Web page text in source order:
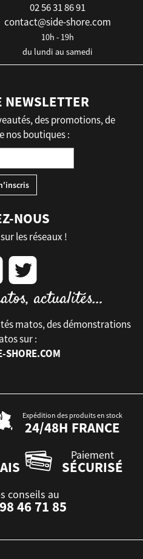
02 56 31 86 91
contact@side-shore.com
10h - 19h
du lundi au samedi
NEWSLETTER
des promotions, de
nos boutiques :
NOUS
les réseaux !
matos, des démonstrations
sur :
SHORE.COM
Expédition des produits en stock
24/48H FRANCE
Paiement
SÉCURISÉ
conseils au
46 71 85